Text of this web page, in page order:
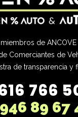
de ANCOVE
Comerciantes de
de transparencia y
766
946 89 67